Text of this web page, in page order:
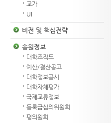
교가
UI
비전 및 핵심전략
송원정보
대학조직도
예산/결산공고
대학정보공시
대학자체평가
국제교류정보
등록금심의위원회
평의원회